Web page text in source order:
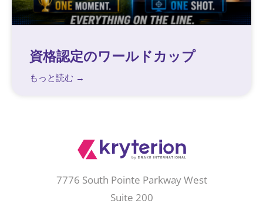
資格認定のワールドカップ
もっと読む →
7776 South Pointe Parkway West
Suite 200